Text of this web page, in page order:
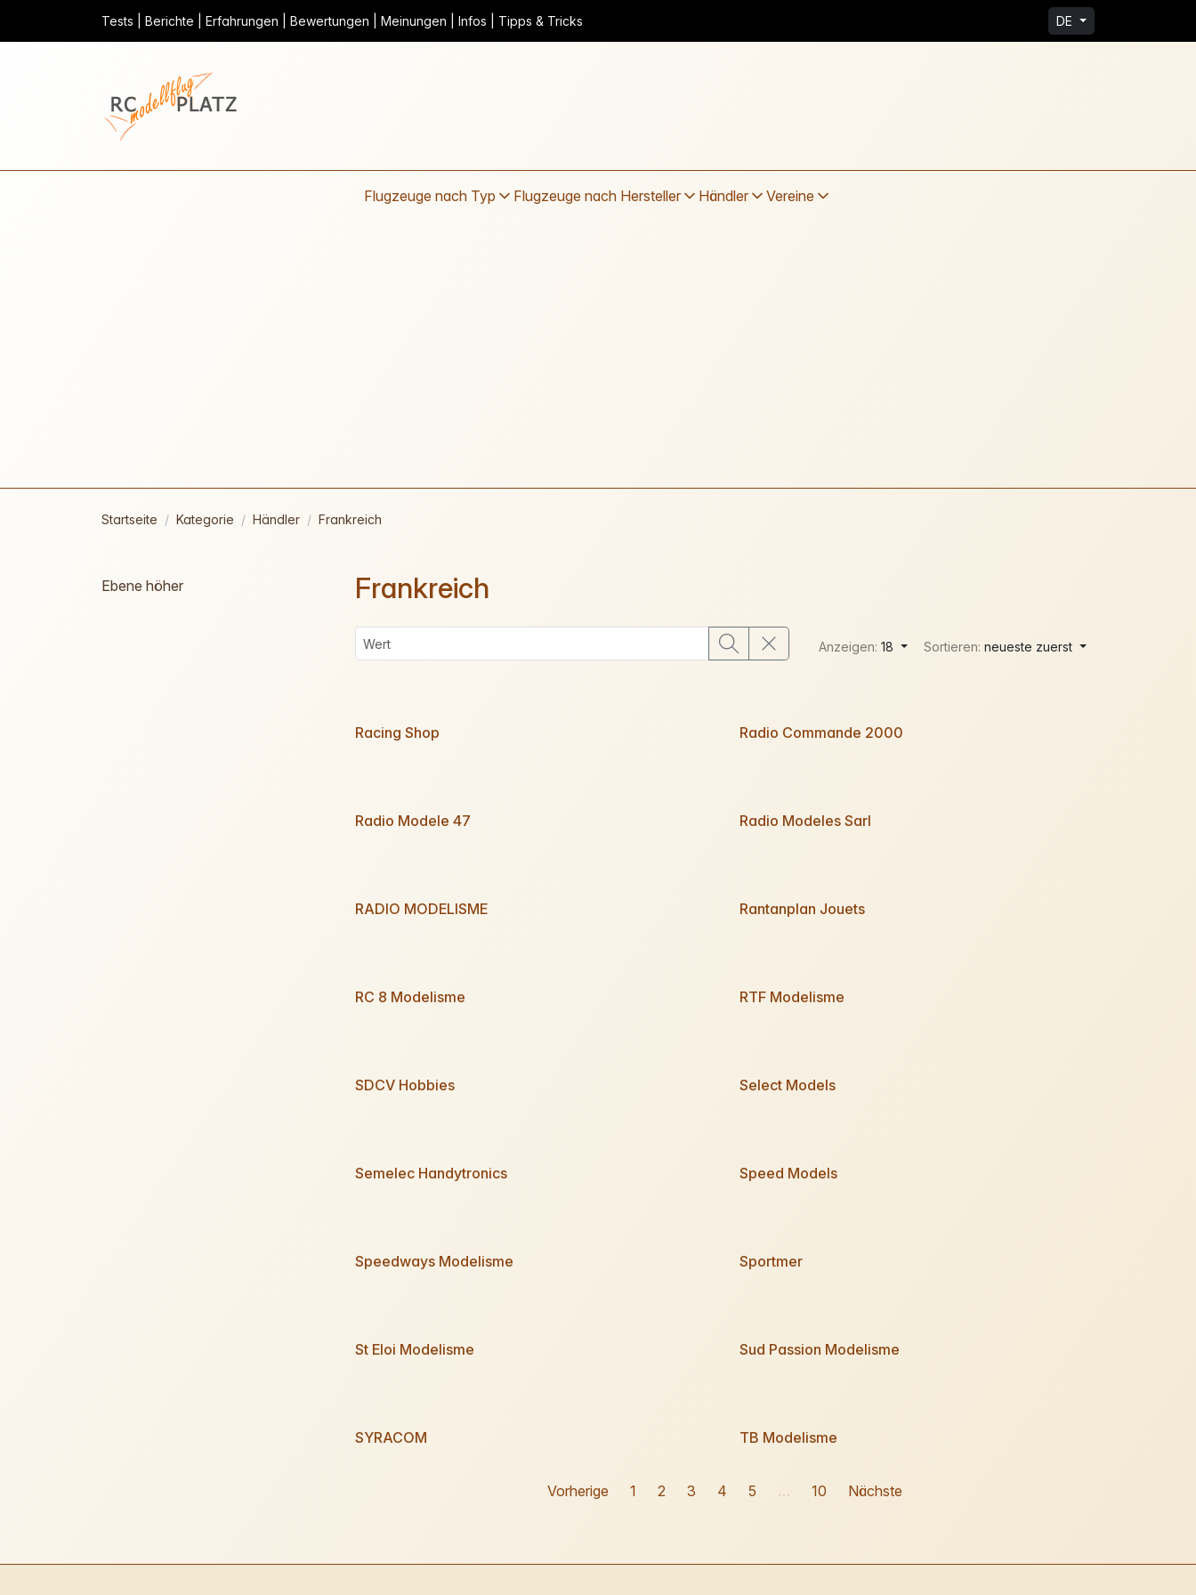
Tests | Berichte | Erfahrungen | Bewertungen | Meinungen | Infos | Tipps & Tricks DE
Flugzeuge nach Typ Flugzeuge nach Hersteller Händler Vereine
Startseite Kategorie Händler Frankreich
Ebene höher Frankreich
Anzeigen:18 Sortieren:neueste zuerst
Racing Shop Radio Commande 2000
Radio Modele 47 Radio Modeles Sarl
RADIO MODELISME Rantanplan Jouets
RC 8 Modelisme RTF Modelisme
SDCV Hobbies Select Models
Semelec Handytronics Speed Models
Speedways Modelisme Sportmer
St Eloi Modelisme Sud Passion Modelisme
SYRACOM TB Modelisme
Vorherige 1 2 3 4 5 … 10 Nächste